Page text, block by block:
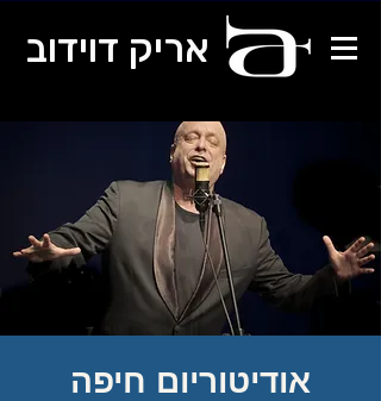
אריק דוידוב
אודיטוריום חיפה